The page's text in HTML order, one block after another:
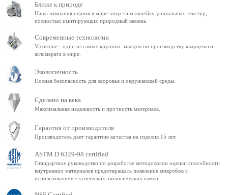
Ближе к природе
Наша компания первая в мире запустила линейку уникальных текстур,
полностью имитирующих природный камень.
Современные технологии
Vicostone - один из самых крупных заводов по производству кварцевого
агломерата в мире.
Экологичность
Полная безопасность для здоровья и окружающей среды.
Сделано на века
Максимальная надежность и прочность материала.
Гарантия от производителя
Производитель дает гарантию качества на изделия 15 лет.
ASTM D 6329-98 certified
Стандартное руководство по разработке методологии оценки способности
внутренних материалов предотвращать появление микробов с
использованием статических экологических камер.